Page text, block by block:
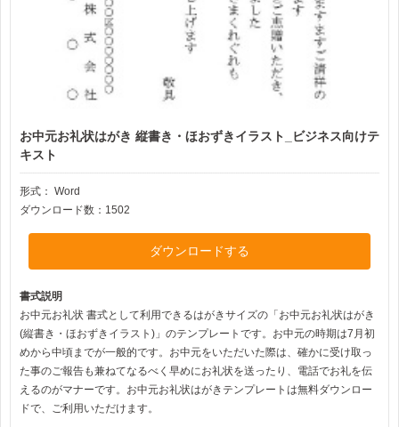
お中元お礼状はがき 縦書き・ほおずきイラスト_ビジネス向けテ
キスト
形式： Word
ダウンロード数：1502
ダウンロードする
書式説明
お中元お礼状 書式として利用できるはがきサイズの「お中元お礼状はがき
(縦書き・ほおずきイラスト)」のテンプレートです。お中元の時期は7月初
めから中頃までが一般的です。お中元をいただいた際は、確かに受け取っ
た事のご報告も兼ねてなるべく早めにお礼状を送ったり、電話でお礼を伝
えるのがマナーです。お中元お礼状はがきテンプレートは無料ダウンロー
ドで、ご利用いただけます。